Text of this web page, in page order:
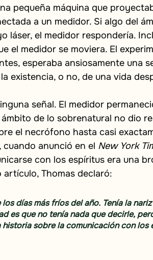
pequeña máquina que
a un medidor. Si algo del
láser, el medidor respondería.
el medidor se moviera. El
esperaba ansiosamente una
existencia, o no, de una vida
señal. El medidor
de lo sobrenatural no dio
el necrófono hasta casi
cuando anunció en el New York
con los espíritus era una
Thomas declaró:
días más fríos del año. Tenía la
es que no tenía nada que decirle,
sobre la comunicación con los